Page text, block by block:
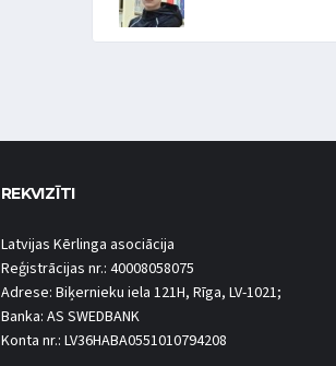
REKVIZĪTI
Latvijas Kērlinga asociācija
Reģistrācijas nr.: 40008058075
Adrese: Biķernieku iela 121H, Rīga, LV-1021;
Banka: AS SWEDBANK
Konta nr.: LV36HABA0551010794208